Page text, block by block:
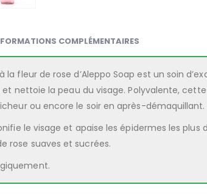
COMPLÉMENTAIRES
la fleur de rose d’Aleppo Soap est un soin
nettoie la peau du visage. Polyvalente,
ou encore le soir en après-démaquillant.
le visage et apaise les épidermes les
rose suaves et sucrées.